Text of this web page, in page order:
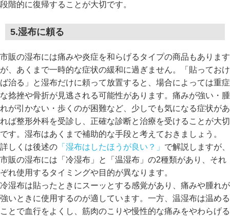
段階的に復帰することが大切です。
5.湿布に頼る
市販の湿布には痛みや炎症を和らげるタイプの商品もあります
が、あくまで一時的な症状の緩和に過ぎません。「貼っておけ
ば治る」と湿布だけに頼って放置すると、場合によっては重症
な捻挫や骨折が見逃される可能性があります。痛みが強い・腫
れが引かない・歩くのが困難など、少しでも気になる症状があ
れば整形外科を受診し、正確な診断と治療を受けることが大切
です。湿布はあくまで補助的な手段と考えておきましょう。
詳しくは後述の 「湿布はしたほうが良い？」 で解説しますが、
市販の湿布には「冷湿布」と「温湿布」の2種類があり、それ
ぞれ使用するタイミングや目的が異なります。
冷湿布は貼ったときにスーッとする感覚があり、痛みや腫れが
強いときに使用するのが適しています。一方、温湿布は温める
ことで血行をよくし、筋肉のこりや慢性的な痛みをやわらげる